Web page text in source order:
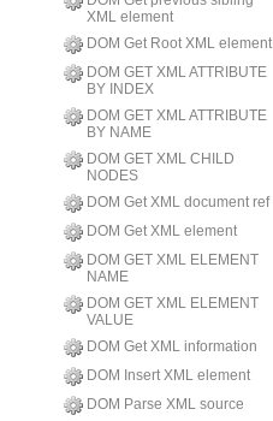
XML element
DOM Get Root XML element
DOM GET XML ATTRIBUTE
BY INDEX
DOM GET XML ATTRIBUTE
BY NAME
DOM GET XML CHILD
NODES
DOM Get XML document ref
DOM Get XML element
DOM GET XML ELEMENT
NAME
DOM GET XML ELEMENT
VALUE
DOM Get XML information
DOM Insert XML element
DOM Parse XML source